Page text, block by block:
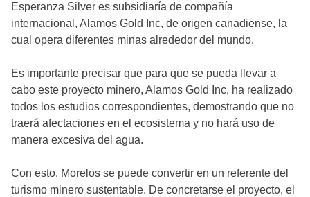
Esperanza Silver es subsidiaría de compañía
internacional, Alamos Gold Inc, de origen canadiense, la
cual opera diferentes minas alrededor del mundo.
Es importante precisar que para que se pueda llevar a
cabo este proyecto minero, Alamos Gold Inc, ha realizado
todos los estudios correspondientes, demostrando que no
traerá afectaciones en el ecosistema y no hará uso de
manera excesiva del agua.
Con esto, Morelos se puede convertir en un referente del
turismo minero sustentable. De concretarse el proyecto, el